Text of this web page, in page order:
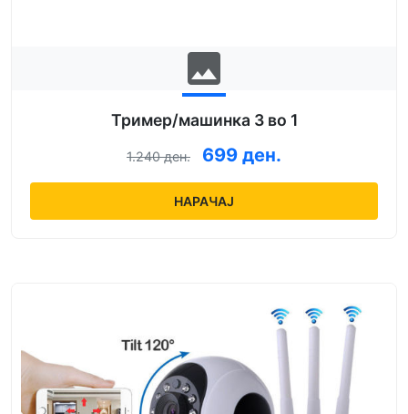
image
Тример/машинка 3 во 1
1.240 ден. 699 ден.
НАРАЧАЈ